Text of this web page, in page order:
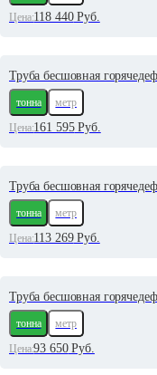
Цена:118 440Руб.
Труба бесшовная
тонна
метр
Цена:161 595Руб.
Труба бесшовная
тонна
метр
Цена:113 269Руб.
Труба бесшовная
тонна
метр
Цена:93 650Руб.